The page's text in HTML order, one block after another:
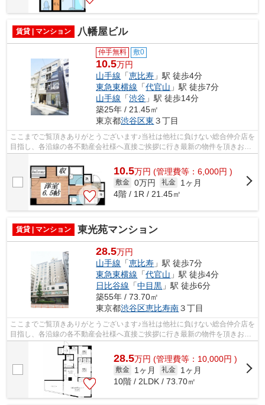
賃貸 | マンション 八幡屋ビル
仲手無料 敷0
10.5万円
山手線 「恵比寿 」駅 徒歩4分
東急東横線 「代官山 」駅 徒歩7分
山手線 「渋谷 」駅 徒歩14分
築25年 / 21.45㎡
東京都渋谷区東 ３丁目
ここまでご覧頂きありがとうございます♪当社は他社に負けない総合仲介店を
目指し、各沿線の各不動産会社様へ直接ご挨拶に行き最新の物件を頂きお客
10.5万円 (管理費等：6,000円 )
敷金 0万円 礼金
1ヶ月
4階 / 1R / 21.45㎡
賃貸 | マンション 東光苑マンション
28.5万円
山手線 「恵比寿 」駅 徒歩7分
東急東横線 「代官山 」駅 徒歩4分
日比谷線 「中目黒 」駅 徒歩6分
築55年 / 73.70㎡
東京都渋谷区恵比寿南３丁目
ここまでご覧頂きありがとうございます♪当社は他社に負けない総合仲介店を
目指し、各沿線の各不動産会社様へ直接ご挨拶に行き最新の物件を頂きお客
様へ提供しております！最新の情報は...
28.5万円 (管理費等：10,000円 )
敷金 1ヶ月 礼金
1ヶ月
10階 / 2LDK / 73.70㎡